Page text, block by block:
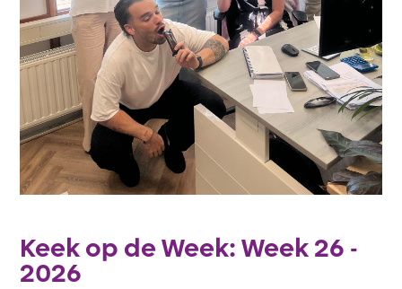
Keek op de Week: Week 26 -
2026